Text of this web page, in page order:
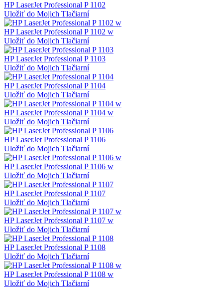
HP LaserJet Professional P 1102
Uložiť do Mojich Tlačiarní
HP LaserJet Professional P 1102 w
Uložiť do Mojich Tlačiarní
HP LaserJet Professional P 1103
Uložiť do Mojich Tlačiarní
HP LaserJet Professional P 1104
Uložiť do Mojich Tlačiarní
HP LaserJet Professional P 1104 w
Uložiť do Mojich Tlačiarní
HP LaserJet Professional P 1106
Uložiť do Mojich Tlačiarní
HP LaserJet Professional P 1106 w
Uložiť do Mojich Tlačiarní
HP LaserJet Professional P 1107
Uložiť do Mojich Tlačiarní
HP LaserJet Professional P 1107 w
Uložiť do Mojich Tlačiarní
HP LaserJet Professional P 1108
Uložiť do Mojich Tlačiarní
HP LaserJet Professional P 1108 w
Uložiť do Mojich Tlačiarní